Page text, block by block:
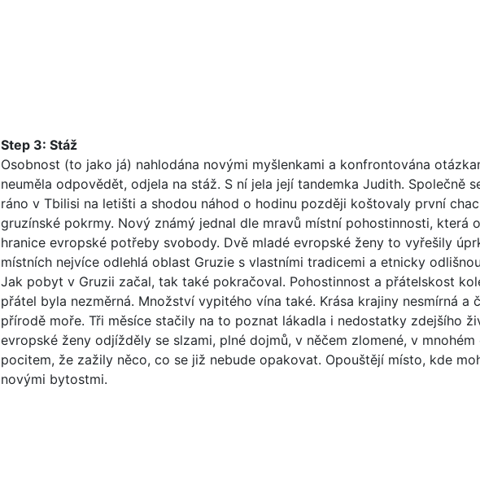
Step 3: Stáž
Osobnost (to jako já) nahlodána novými myšlenkami a konfrontována
neuměla odpovědět, odjela na stáž. S ní jela její tandemka Judith. Společně
ráno v Tbilisi na letišti a shodou náhod o hodinu později koštovaly první
gruzínské pokrmy. Nový známý jednal dle mravů místní pohostinnosti, která
hranice evropské potřeby svobody. Dvě mladé evropské ženy to vyřešily
místních nejvíce odlehlá oblast Gruzie s vlastními tradicemi a etnicky
Jak pobyt v Gruzii začal, tak také pokračoval. Pohostinnost a přátelskost
přátel byla nezměrná. Množství vypitého vína také. Krása krajiny nesmírná a
přírodě moře. Tři měsíce stačily na to poznat lákadla i nedostatky zdejšího
evropské ženy odjížděly se slzami, plné dojmů, v něčem zlomené, v mnohém
pocitem, že zažily něco, co se již nebude opakovat. Opouštějí místo, kde
novými bytostmi.